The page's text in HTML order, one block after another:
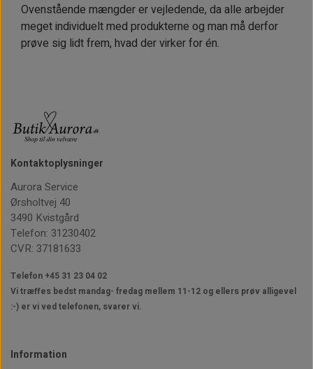
Ovenstående mængder er vejledende, da alle arbejder
meget individuelt med produkterne og man må derfor
prøve sig lidt frem, hvad der virker for én.
Kontaktoplysninger
Aurora Service
Ørsholtvej 40
3490 Kvistgård
Telefon: 31230402
CVR: 37181633
Telefon +45 31 23 04 02
Vi træffes bedst mandag- fredag mellem 11-12 og ellers prøv alligevel
:-) er vi ved telefonen, svarer vi.
Information